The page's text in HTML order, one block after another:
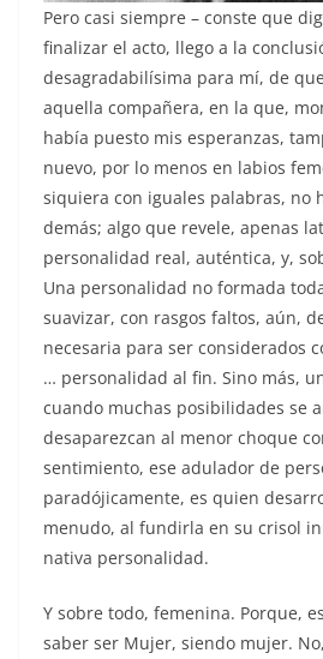
Pero casi siempre – conste que
finalizar el acto, llego a la
desagradabilísima para mí, de
aquella compañera, en la que,
había puesto mis esperanzas,
nuevo, por lo menos en labios
siquiera con iguales palabras, no
demás; algo que revele, apenas
personalidad real, auténtica, y,
Una personalidad no formada
suavizar, con rasgos faltos, aún,
necesaria para ser considerados
… personalidad al fin. Sino más,
cuando muchas posibilidades se
desaparezcan al menor choque
sentimiento, ese adulador de
paradójicamente, es quien
menudo, al fundirla en su crisol
nativa personalidad.
Y sobre todo, femenina. Porque,
saber ser Mujer, siendo mujer.